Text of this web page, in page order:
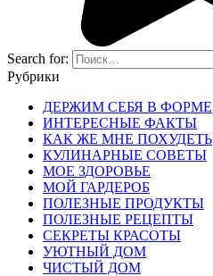
Search for:
Рубрики
ДЕРЖИМ СЕБЯ В ФОРМЕ
ИНТЕРЕСНЫЕ ФАКТЫ
КАК ЖЕ МНЕ ПОХУДЕТЬ
КУЛИНАРНЫЕ СОВЕТЫ
МОЕ ЗДОРОВЬЕ
МОЙ ГАРДЕРОБ
ПОЛЕЗНЫЕ ПРОДУКТЫ
ПОЛЕЗНЫЕ РЕЦЕПТЫ
СЕКРЕТЫ КРАСОТЫ
УЮТНЫЙ ДОМ
ЧИСТЫЙ ДОМ